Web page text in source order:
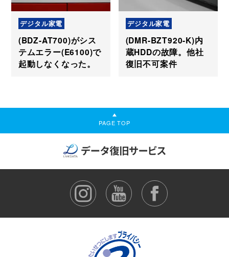
デジタル家電
(BDZ-AT700)がシス
テムエラー(E6100)で
起動しなくなった。
デジタル家電
(DMR-BZT920-K)内
蔵HDDの故障。他社
復旧不可案件
PAGE TOP